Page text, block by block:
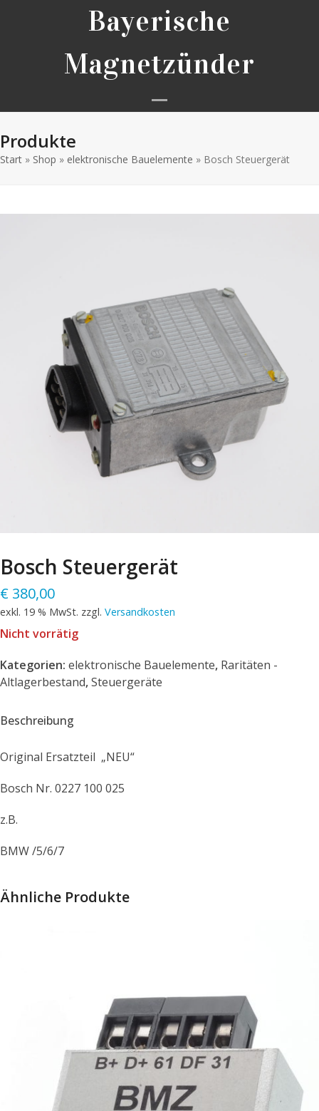
Bayerische
Magnetzünder
Open
menu
Close
menu
Produkte
Start » Shop » elektronische Bauelemente » Bosch Steuergerät
Bosch Steuergerät
€ 380,00
exkl. 19 % MwSt. zzgl. Versandkosten
Nicht vorrätig
Kategorien: elektronische Bauelemente, Raritäten -
Altlagerbestand,Steuergeräte
Beschreibung
Original Ersatzteil „NEU“
Bosch Nr. 0227 100 025
z.B.
BMW /5/6/7
Ähnliche Produkte